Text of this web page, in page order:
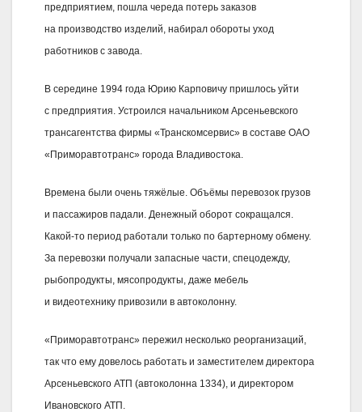
предприятием, пошла череда потерь заказов
на производство изделий, набирал обороты уход
работников с завода.
В середине 1994 года Юрию Карповичу пришлось уйти
с предприятия. Устроился начальником Арсеньевского
трансагентства фирмы «Транскомсервис» в составе ОАО
«Приморавтотранс» города Владивостока.
Времена были очень тяжёлые. Объёмы перевозок грузов
и пассажиров падали. Денежный оборот сокращался.
Какой-то период работали только по бартерному обмену.
За перевозки получали запасные части, спецодежду,
рыбопродукты, мясопродукты, даже мебель
и видеотехнику привозили в автоколонну.
«Приморавтотранс» пережил несколько реорганизаций,
так что ему довелось работать и заместителем директора
Арсеньевского АТП (автоколонна 1334), и директором
Ивановского АТП.